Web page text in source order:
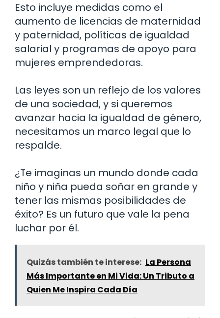
Esto incluye medidas como el
aumento de licencias de maternidad
y paternidad, políticas de igualdad
salarial y programas de apoyo para
mujeres emprendedoras.
Las leyes son un reflejo de los valores
de una sociedad, y si queremos
avanzar hacia la igualdad de género,
necesitamos un marco legal que lo
respalde.
¿Te imaginas un mundo donde cada
niño y niña pueda soñar en grande y
tener las mismas posibilidades de
éxito? Es un futuro que vale la pena
luchar por él.
Quizás también te interese: La Persona
Más Importante en Mi Vida: Un Tributo a
Quien Me Inspira Cada Día